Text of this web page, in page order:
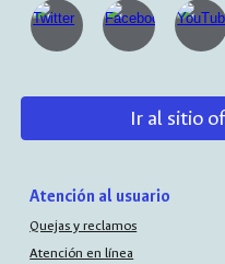
Ir al sitio
Atención al usuario
Quejas y reclamos
Atención en línea